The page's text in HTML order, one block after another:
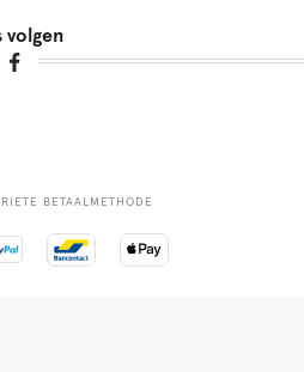
volgen
BETAALMETHODE